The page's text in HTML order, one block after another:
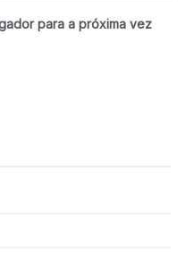
para a próxima vez